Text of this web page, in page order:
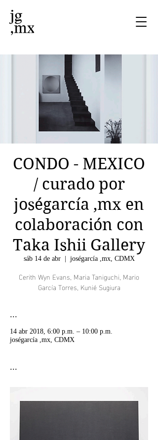
CONDO - MEXICO
/ curado por
joségarcía ,mx en
colaboración con
Taka Ishii Gallery
sáb 14 de abr
  |
joségarcía ,mx, CDMX
Cerith Wyn Evans, Maria Taniguchi, Mario
García Torres, Kunié Sugiura
...
14 abr 2018, 6:00 p.m. – 10:00 p.m.
joségarcía ,mx, CDMX
...